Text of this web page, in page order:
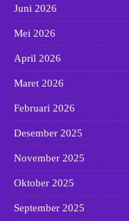
Juni 2026
Mei 2026
April 2026
Maret 2026
Februari 2026
Desember 2025
November 2025
Oktober 2025
September 2025